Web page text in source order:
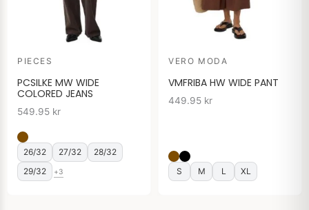
PIECES
PCSILKE MW WIDE
COLORED JEANS
549.95 kr
26/32 27/32
28/32
29/32
+3
VERO MODA
VMFRIBA HW WIDE PANT
449.95 kr
S M L XL